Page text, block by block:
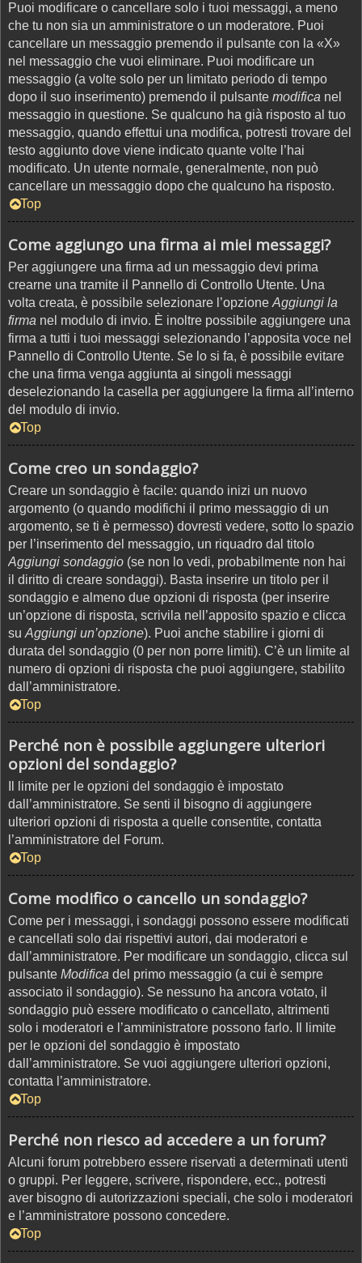
Puoi modificare o cancellare solo i tuoi messaggi, a meno
che tu non sia un amministratore o un moderatore. Puoi
cancellare un messaggio premendo il pulsante con la «X»
nel messaggio che vuoi eliminare. Puoi modificare un
messaggio (a volte solo per un limitato periodo di tempo
dopo il suo inserimento) premendo il pulsante modifica nel
messaggio in questione. Se qualcuno ha già risposto al tuo
messaggio, quando effettui una modifica, potresti trovare del
testo aggiunto dove viene indicato quante volte l’hai
modificato. Un utente normale, generalmente, non può
cancellare un messaggio dopo che qualcuno ha risposto.
Top
Come aggiungo una firma ai miei messaggi?
Per aggiungere una firma ad un messaggio devi prima
crearne una tramite il Pannello di Controllo Utente. Una
volta creata, è possibile selezionare l’opzione Aggiungi la
firma nel modulo di invio. È inoltre possibile aggiungere una
firma a tutti i tuoi messaggi selezionando l’apposita voce nel
Pannello di Controllo Utente. Se lo si fa, è possibile evitare
che una firma venga aggiunta ai singoli messaggi
deselezionando la casella per aggiungere la firma all’interno
del modulo di invio.
Top
Come creo un sondaggio?
Creare un sondaggio è facile: quando inizi un nuovo
argomento (o quando modifichi il primo messaggio di un
argomento, se ti è permesso) dovresti vedere, sotto lo spazio
per l’inserimento del messaggio, un riquadro dal titolo
Aggiungi sondaggio (se non lo vedi, probabilmente non hai
il diritto di creare sondaggi). Basta inserire un titolo per il
sondaggio e almeno due opzioni di risposta (per inserire
un’opzione di risposta, scrivila nell’apposito spazio e clicca
su Aggiungi un’opzione). Puoi anche stabilire i giorni di
durata del sondaggio (0 per non porre limiti). C’è un limite al
numero di opzioni di risposta che puoi aggiungere, stabilito
dall’amministratore.
Top
Perché non è possibile aggiungere ulteriori
opzioni del sondaggio?
Il limite per le opzioni del sondaggio è impostato
dall’amministratore. Se senti il bisogno di aggiungere
ulteriori opzioni di risposta a quelle consentite, contatta
l’amministratore del Forum.
Top
Come modifico o cancello un sondaggio?
Come per i messaggi, i sondaggi possono essere modificati
e cancellati solo dai rispettivi autori, dai moderatori e
dall’amministratore. Per modificare un sondaggio, clicca sul
pulsante Modifica del primo messaggio (a cui è sempre
associato il sondaggio). Se nessuno ha ancora votato, il
sondaggio può essere modificato o cancellato, altrimenti
solo i moderatori e l’amministratore possono farlo. Il limite
per le opzioni del sondaggio è impostato
dall’amministratore. Se vuoi aggiungere ulteriori opzioni,
contatta l’amministratore.
Top
Perché non riesco ad accedere a un forum?
Alcuni forum potrebbero essere riservati a determinati utenti
o gruppi. Per leggere, scrivere, rispondere, ecc., potresti
aver bisogno di autorizzazioni speciali, che solo i moderatori
e l’amministratore possono concedere.
Top